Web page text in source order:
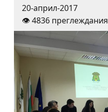
20-април-2017
👁️ 4836 преглеждания